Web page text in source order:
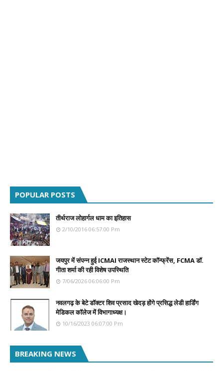
POPULAR POSTS
तीर्थराज लोहार्गल धाम का इतिहास
2/10/2016 06:57:00 Pm
जयपुर में संपन्न हुई ICMAI राजस्थान स्टेट कॉन्फ्रेंस, FCMA डॉ.
गीता शर्मा की रही विशेष उपस्थिति
7/06/2026 06:06:00 Pm
नवलगढ़ के बेटे डॉक्टर शिव प्रसाद खेदड़ होंगे प्रसिद्ध लेडी हार्डिंग
मेडिकल कॉलेज में विभागाध्यक्ष।
10/16/2023 06:07:00 Pm
BREAKING NEWS